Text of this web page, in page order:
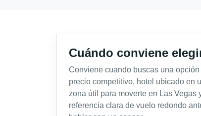
Cuándo conviene
Conviene cuando buscas una opción
precio competitivo, hotel ubicado en
zona útil para moverte en Las Vegas
referencia clara de vuelo redondo